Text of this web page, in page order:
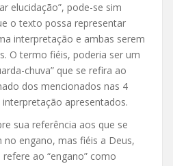
elucidação”, pode-se sim
o texto possa representar
interpretação e ambas serem
O termo fiéis, poderia ser um
chuva” que se refira ao
dos mencionados nas 4
apresentados.
sua referência aos que se
no engano, mas fiéis a Deus,
refere ao “engano” como